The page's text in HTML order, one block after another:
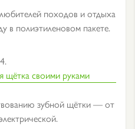
походов и отдыха
в полиэтиленовом пакете.
4.
щётка своими руками
зубной щётки — от